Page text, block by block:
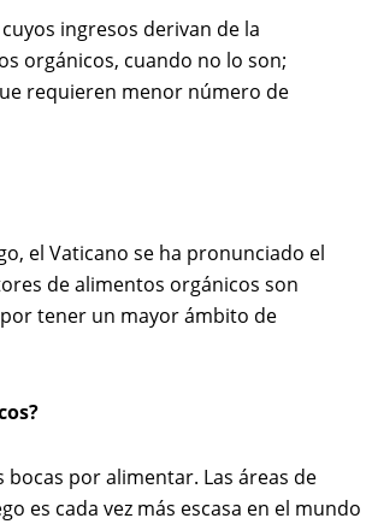
ingresos derivan de la
orgánicos, cuando no lo son;
requieren menor número de
el Vaticano se ha pronunciado el
de alimentos orgánicos son
tener un mayor ámbito de
por alimentar. Las áreas de
es cada vez más escasa en el mundo